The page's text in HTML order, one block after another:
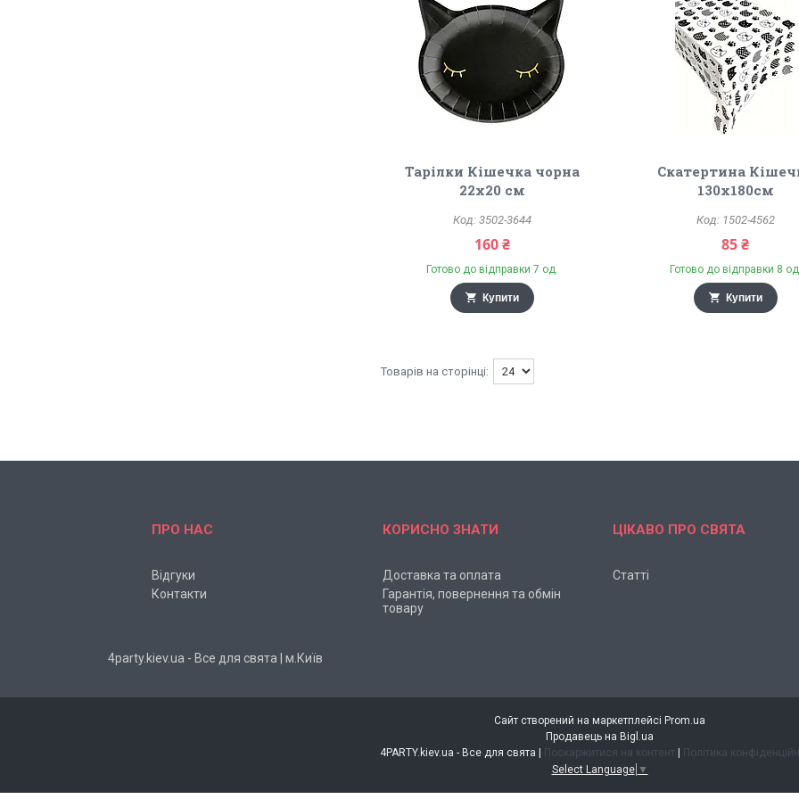
Тарілки Кішечка чорна
22х20 см
3502-3644
160 ₴
Готово до відправки 7 од.
Купити
Скатертина
130х180см
1502-4562
85 ₴
Готово до відправки 8
Купити
ПРО НАС
Відгуки
Контакти
КОРИСНО ЗНАТИ
Доставка та оплата
Гарантія, повернення та обмін
товару
ЦІКАВО ПРО СВЯТА
Статті
4party.kiev.ua - Все для свята | м.Київ
Сайт створений на маркетплейсі Prom.ua
Продавець на Bigl.ua
Поскаржитися на контент
Політика
Select Language ▼